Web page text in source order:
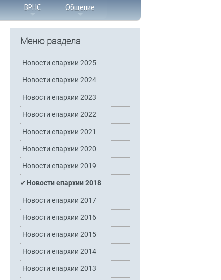
ВРНС Общение
Меню раздела
Новости епархии 2025
Новости епархии 2024
Новости епархии 2023
Новости епархии 2022
Новости епархии 2021
Новости епархии 2020
Новости епархии 2019
Новости епархии 2018
Новости епархии 2017
Новости епархии 2016
Новости епархии 2015
Новости епархии 2014
Новости епархии 2013